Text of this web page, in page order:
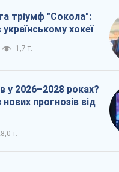
тріумф "Сокола":
хокеї
1,7 т.
у 2026–2028 роках?
прогнозів від
т.